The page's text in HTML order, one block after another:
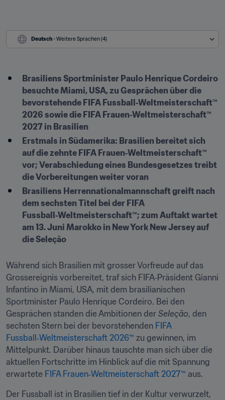
Deutsch - Weitere Sprachen (4)
Brasiliens Sportminister Paulo Henrique Cordeiro
besuchte Miami, USA, zu Gesprächen über die
bevorstehende FIFA Fussball‑Weltmeisterschaft™
2026 sowie die FIFA Frauen‑Weltmeisterschaft™
2027 in Brasilien
Erstmals in Südamerika: Brasilien bereitet sich
auf die zehnte FIFA Frauen‑Weltmeisterschaft™
vor; Verabschiedung eines Bundesgesetzes treibt
die Vorbereitungen weiter voran
Brasiliens Herrennationalmannschaft greift nach
dem sechsten Titel bei der FIFA
Fussball‑Weltmeisterschaft™; zum Auftakt wartet
am 13. Juni Marokko in New York New Jersey auf
die Seleção
Während sich Brasilien mit grosser Vorfreude auf das
Grossereignis vorbereitet, traf sich FIFA‑Präsident Gianni
Infantino in Miami, USA, mit dem brasilianischen
Sportminister Paulo Henrique Cordeiro. Bei den
Gesprächen standen die Ambitionen der Seleção, den
sechsten Stern bei der bevorstehenden FIFA
Fussball‑Weltmeisterschaft 2026™ zu gewinnen, im
Mittelpunkt. Darüber hinaus tauschte man sich über die
aktuellen Fortschritte im Hinblick auf die mit Spannung
erwartete FIFA Frauen‑Weltmeisterschaft 2027™ aus.
Der Fussball ist in Brasilien tief in der Kultur verwurzelt,